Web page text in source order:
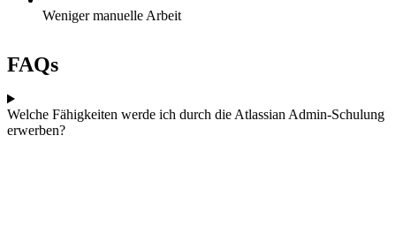
Weniger manuelle Arbeit
FAQs
Welche Fähigkeiten werde ich durch die Atlassian Admin-Schulung
erwerben?